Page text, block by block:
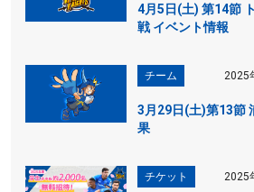
4月5日(土) 第14節
戦 イベント情報
チーム 2025
3月29日(土)第13節
果
チケット 2025